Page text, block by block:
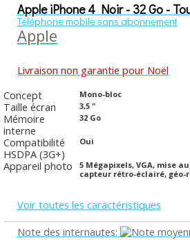
Apple iPhone 4 Noir - 32 Go -
Téléphone mobile sans abonnement
Apple
Livraison non garantie pour Noël
Concept
Mono-bloc
Taille écran 3,5 "
Mémoire
interne
32 Go
Compatibilité
HSDPA (3G+)
Oui
Appareil photo
5 Mégapixels, VGA, mise
capteur rétro-éclairé, géo-
Voir toutes les caractéristiques
Note des internautes: